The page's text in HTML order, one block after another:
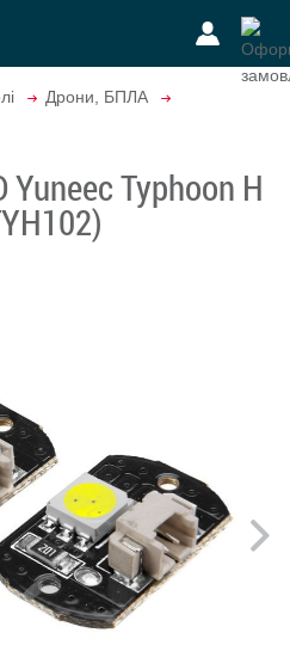
Дрони, БПЛА
Yuneec Typhoon H